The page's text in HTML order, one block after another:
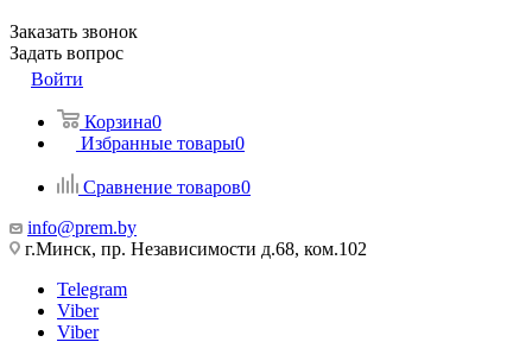
Заказать звонок
Задать вопрос
Войти
Корзина0
Избранные товары0
Сравнение товаров0
info@prem.by
г.Минск, пр. Независимости д.68, ком.102
Telegram
Viber
Viber